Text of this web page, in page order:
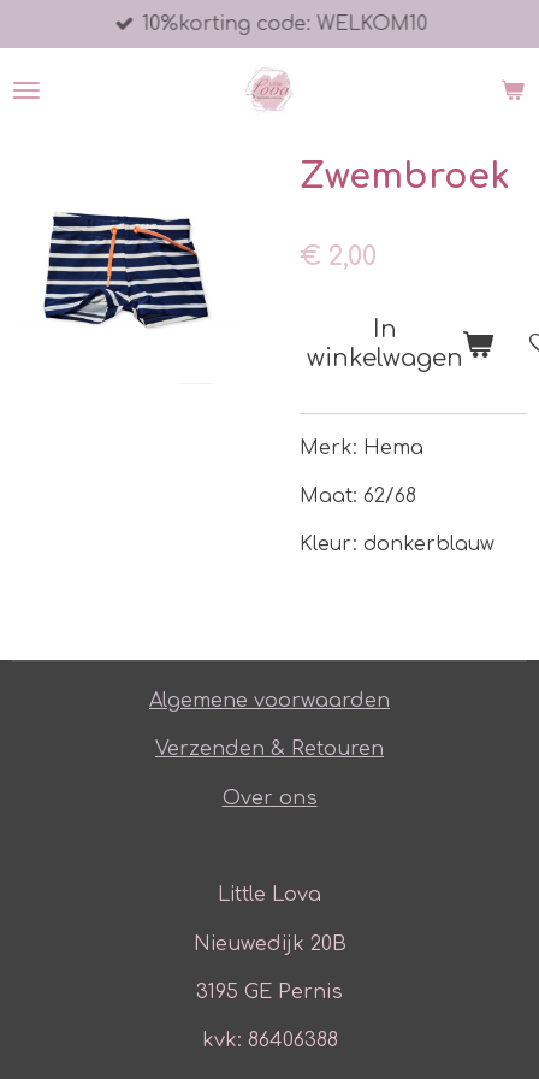
direct
naar
10%korting code: WELKOM10
Zwembroek
€ 2,00
In
winkelwagen
Merk: Hema
Maat: 62/68
Kleur: donkerblauw
Algemene voorwaarden
Verzenden & Retouren
Over ons
Little Lova
Nieuwedijk 20B
3195 GE Pernis
kvk: 86406388